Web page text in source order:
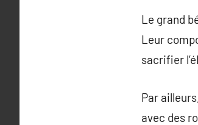
Le grand
Leur
sacrifier
Par
avec des